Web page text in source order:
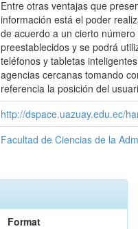
Entre otras ventajas que
información está el poder
de acuerdo a un cierto
preestablecidos y se podrá
teléfonos y tabletas
agencias cercanas tomando
referencia la posición del
http://dspace.uazuay.edu.ec/
Facultad de Ciencias de la
Format